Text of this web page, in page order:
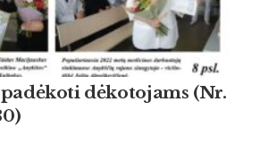
dėkotojams (Nr.